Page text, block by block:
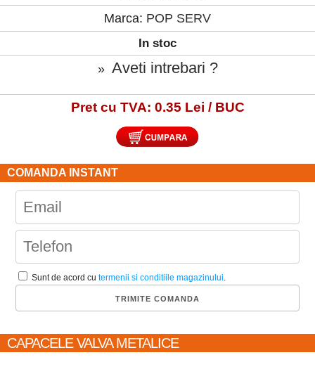
Marca: POP SERV
In stoc
» Aveti intrebari ?
Pret cu TVA: 0.35 Lei / BUC
COMANDA INSTANT
Sunt de acord cutermenii si conditiile magazinului.
CAPACELE VALVA METALICE